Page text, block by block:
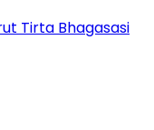
Tirta Bhagasasi